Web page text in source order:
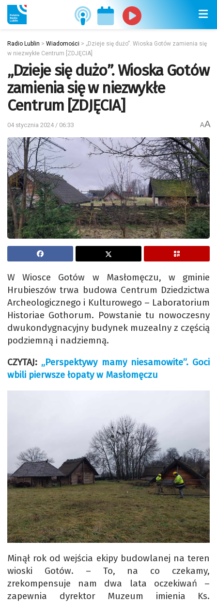
Radio Lublin > Wiadomości > „Dzieje się dużo”. Wioska Gotów zamienia się
w niezwykłe Centrum [ZDJĘCIA]
„Dzieje się dużo”. Wioska Gotów
zamienia się w niezwykłe
Centrum [ZDJĘCIA]
04 stycznia 2024 / 06:33 AA
W Wiosce Gotów w Masłomęczu, w gminie
Hrubieszów trwa budowa Centrum Dziedzictwa
Archeologicznego i Kulturowego – Laboratorium
Historiae Gothorum. Powstanie tu nowoczesny
dwukondygnacyjny budynek muzealny z częścią
podziemną i nadziemną.
CZYTAJ: „Perspektywy mamy niesamowite”. Goci
wbili pierwsze łopaty w Masłomęczu
Minął rok od wejścia ekipy budowlanej na teren
wioski Gotów. – To, na co czekamy,
zrekompensuje nam dwa lata oczekiwań –
zapewnia dyrektor Muzeum imienia Ks.